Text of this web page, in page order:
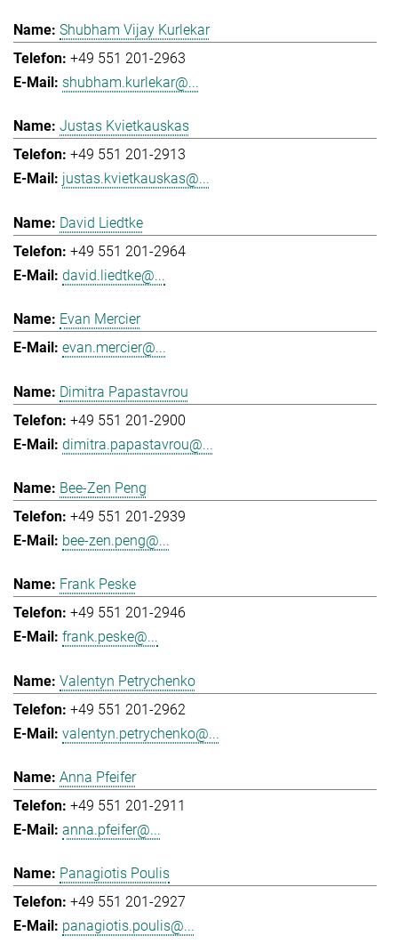
Shubham Vijay Kurlekar
+49 551 201-2963
shubham.kurlekar@...
Justas Kvietkauskas
+49 551 201-2913
justas.kvietkauskas@...
David Liedtke
+49 551 201-2964
david.liedtke@...
Evan Mercier
evan.mercier@...
Dimitra Papastavrou
+49 551 201-2900
dimitra.papastavrou@...
Bee-Zen Peng
+49 551 201-2939
bee-zen.peng@...
Frank Peske
+49 551 201-2946
frank.peske@...
Valentyn Petrychenko
+49 551 201-2962
valentyn.petrychenko@...
Anna Pfeifer
+49 551 201-2911
anna.pfeifer@...
Panagiotis Poulis
+49 551 201-2927
panagiotis.poulis@...